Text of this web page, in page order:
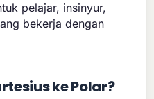
pelajar, insinyur,
bekerja dengan
ke Polar?